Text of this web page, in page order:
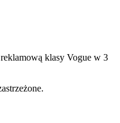
klasy Vogue w 3